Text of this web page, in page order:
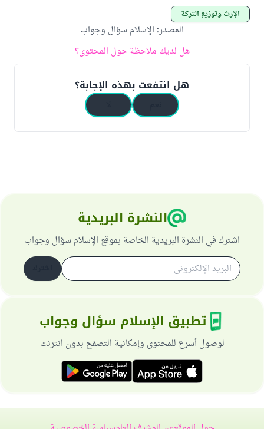
الإرث وتوزيع التركة
المصدر: الإسلام سؤال وجواب
هل لديك ملاحظة حول المحتوى؟
هل انتفعت بهذه الإجابة؟
النشرة البريدية
اشترك في النشرة البريدية الخاصة بموقع الإسلام سؤال وجواب
تطبيق الإسلام سؤال وجواب
لوصول أسرع للمحتوى وإمكانية التصفح بدون انترنت